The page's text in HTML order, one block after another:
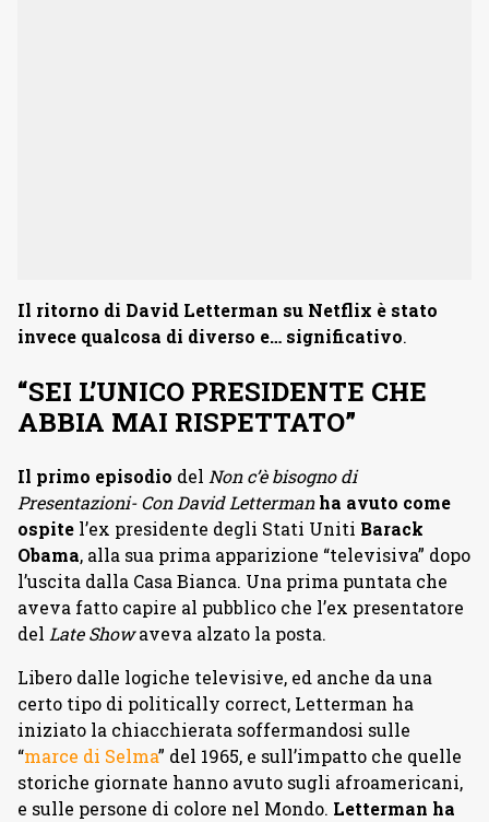
Il ritorno di David Letterman su Netflix è stato
invece qualcosa di diverso e… significativo.
“SEI L’UNICO PRESIDENTE CHE
ABBIA MAI RISPETTATO”
Il primo episodio del Non c’è bisogno di
Presentazioni- Con David Lettermanha avuto come
ospite l’ex presidente degli Stati Uniti Barack
Obama, alla sua prima apparizione “televisiva” dopo
l’uscita dalla Casa Bianca. Una prima puntata che
aveva fatto capire al pubblico che l’ex presentatore
del Late Showaveva alzato la posta.
Libero dalle logiche televisive, ed anche da una
certo tipo di politically correct, Letterman ha
iniziato la chiacchierata soffermandosi sulle
“marce di Selma” del 1965, e sull’impatto che quelle
storiche giornate hanno avuto sugli afroamericani,
e sulle persone di colore nel Mondo. Letterman ha